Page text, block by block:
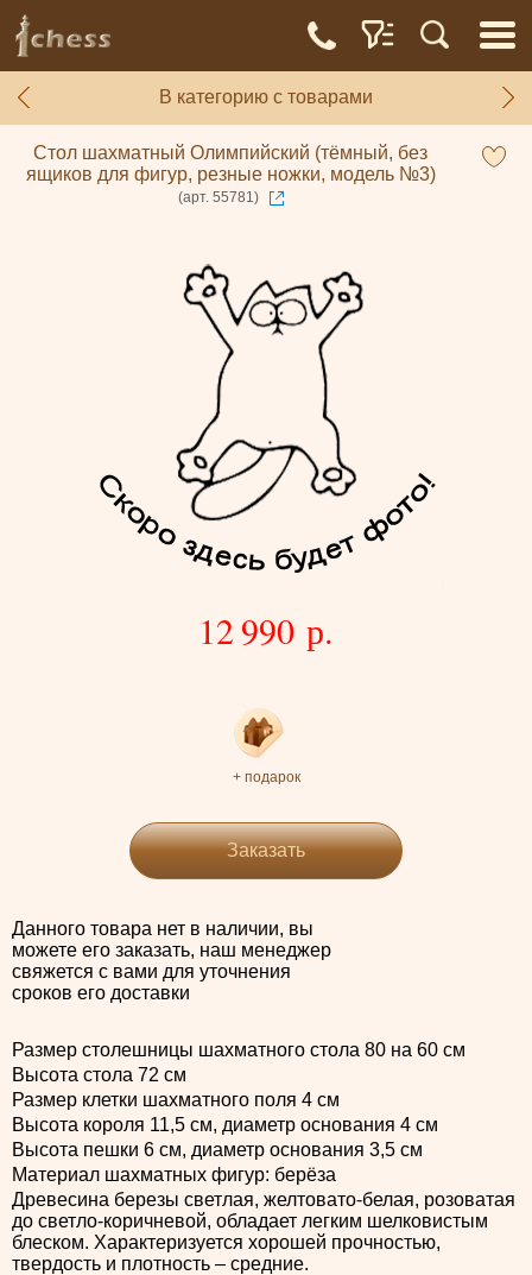
В категорию с товарами
Стол шахматный Олимпийский (тёмный, без
ящиков для фигур, резные ножки, модель №3)
(арт. 55781)
12 990 р.
+ подарок
Заказать
Данного товара нет в наличии, вы
можете его заказать, наш менеджер
свяжется с вами для уточнения
сроков его доставки
Размер столешницы шахматного стола 80 на 60 см
Высота стола 72 см
Размер клетки шахматного поля 4 см
Высота короля 11,5 см, диаметр основания 4 см
Высота пешки 6 см, диаметр основания 3,5 см
Материал шахматных фигур: берёза
Древесина березы светлая, желтовато-белая, розоватая
до светло-коричневой, обладает легким шелковистым
блеском. Характеризуется хорошей прочностью,
твердость и плотность – средние.